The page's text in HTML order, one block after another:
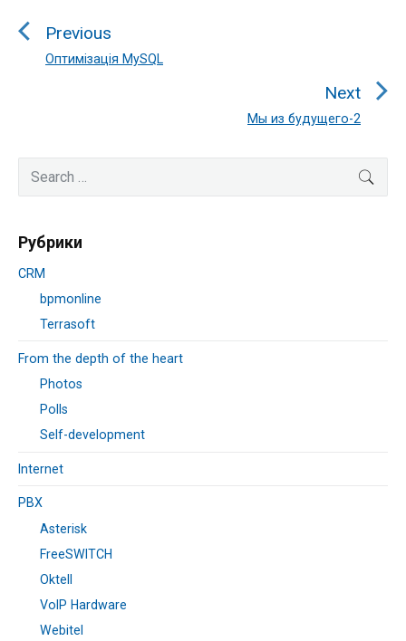
записям
Previous
Previous
Оптимізація MySQL
Next
Next
Мы из будущего-2
Primary
Sidebar
for:
Рубрики
CRM
bpmonline
Terrasoft
From the depth of the heart
Photos
Polls
Self-development
Internet
PBX
Asterisk
FreeSWITCH
Oktell
VoIP Hardware
Webitel